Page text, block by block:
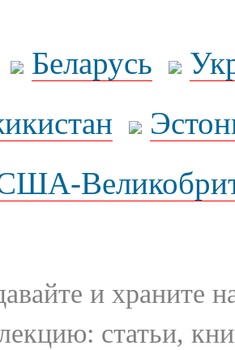
Беларусь
и храните
статьи,